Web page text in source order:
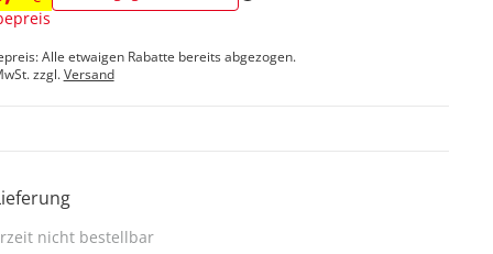
Alle etwaigen Rabatte bereits abgezogen.
zzgl.Versand
nicht bestellbar